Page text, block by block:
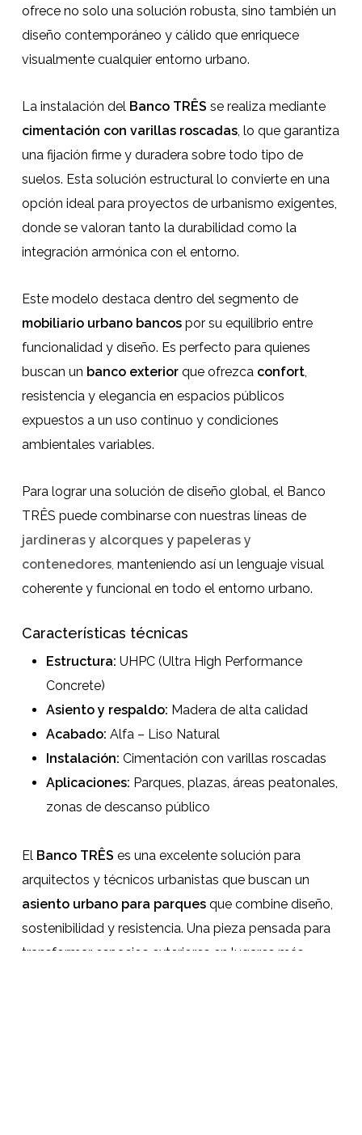
ofrece no solo una solución robusta, sino también un
diseño contemporáneo y cálido que enriquece
visualmente cualquier entorno urbano.
La instalación del Banco TRÊS se realiza mediante
cimentación con varillas roscadas, lo que garantiza
una fijación firme y duradera sobre todo tipo de
suelos. Esta solución estructural lo convierte en una
opción ideal para proyectos de urbanismo exigentes,
donde se valoran tanto la durabilidad como la
integración armónica con el entorno.
Este modelo destaca dentro del segmento de
mobiliario urbano bancospor su equilibrio entre
funcionalidad y diseño. Es perfecto para quienes
buscan un banco exteriorque ofrezca confort,
resistencia y elegancia en espacios públicos
expuestos a un uso continuo y condiciones
ambientales variables.
Para lograr una solución de diseño global, el Banco
TRÊS puede combinarse con nuestras líneas de
jardineras y alcorquesy papeleras y
contenedores, manteniendo así un lenguaje visual
coherente y funcional en todo el entorno urbano.
Características técnicas
Estructura: UHPC (Ultra High Performance
Concrete)
Asiento y respaldo: Madera de alta calidad
Acabado: Alfa – Liso Natural
Instalación: Cimentación con varillas roscadas
Aplicaciones: Parques, plazas, áreas peatonales,
zonas de descanso público
El Banco TRÊS es una excelente solución para
arquitectos y técnicos urbanistas que buscan un
asiento urbano para parquesque combine diseño,
sostenibilidad y resistencia. Una pieza pensada para
transformar espacios exteriores en lugares más